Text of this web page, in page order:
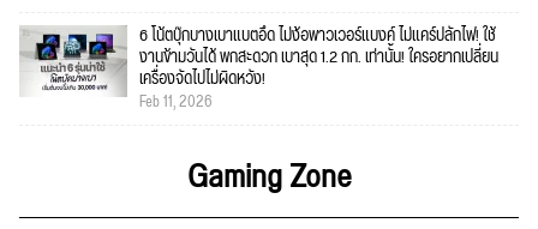
6 โน้ตบุ๊กบางเบาแบตอึด ไม่ง้อพาวเวอร์แบงค์ ไม่แคร์ปลั๊กไฟ! ใช้
งานข้ามวันได้ พกสะดวก เบาสุด 1.2 กก. เท่านั้น! ใครอยากเปลี่ยน
เครื่องจัดไปไม่ผิดหวัง!
Feb 11, 2026
Gaming Zone